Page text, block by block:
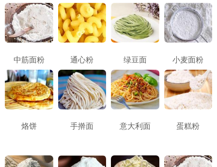
中筋面粉 通心粉 绿豆面 小麦面粉
烙饼 手擀面 意大利面 蛋糕粉